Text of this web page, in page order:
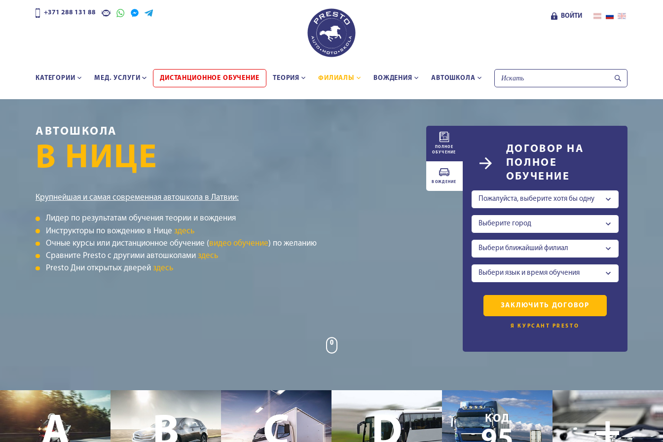
+371 288 131 88
ВОЙТИ
КАТЕГОРИИ МЕД. УСЛУГИ ДИСТАНЦИОННОЕ ОБУЧЕНИЕ ТЕОРИЯ ФИЛИАЛЫ BОЖДЕНИЯ АВТОШКОЛА
АВТОШКОЛА
В НИЦЕ
Крупнейшая и самая современная автошкола в Латвии:
Лидер по результатам обучения теории и вождения
Инструкторы по вождению в Ницездесь
Очные курсы или дистанционное обучение (видео обучение) по желанию
Сравните Presto с другими автошколамиздесь
Presto Дни открытых дверейздесь
ПОЛНОЕ
ОБУЧЕНИЕ
ВОЖДЕНИЕ
ДОГОВОР НА
ПОЛНОЕ
ОБУЧЕНИЕ
Пожалуйста, выберите хотя бы одну
категорию.
Выберите город
Выбери ближайший филиал
Выбери язык и время обучения
ЗАКЛЮЧИТЬ ДОГОВОР
Я КУРСАНТ PRESTO
КОД